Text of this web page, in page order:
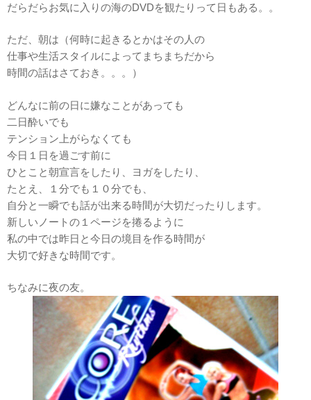
だらだらお気に入りの海のDVDを観たりって日もある。。
ただ、朝は（何時に起きるとかはその人の
仕事や生活スタイルによってまちまちだから
時間の話はさておき。。。）
どんなに前の日に嫌なことがあっても
二日酔いでも
テンション上がらなくても
今日１日を過ごす前に
ひとこと朝宣言をしたり、ヨガをしたり、
たとえ、１分でも１０分でも、
自分と一瞬でも話が出来る時間が大切だったりします。
新しいノートの１ページを捲るように
私の中では昨日と今日の境目を作る時間が
大切で好きな時間です。
ちなみに夜の友。